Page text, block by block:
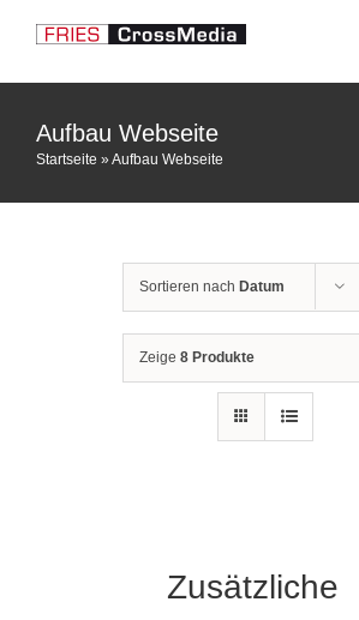
Inhalt
springen
Aufbau Webseite
Startseite » Aufbau Webseite
Sortieren nach Datum
Zeige 8 Produkte
Zusätzliche